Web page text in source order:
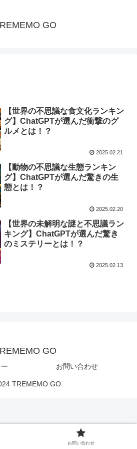
GO
【世界の不思議な食文化ランキン
グ】ChatGPTが選んだ衝撃のグ
ルメとは！？
2025.02.21
【動物の不思議な生態ランキン
グ】ChatGPTが選んだ驚きの生
態とは！？
2025.02.20
【世界の未解明な謎と不思議ラン
キング】ChatGPTが選んだ驚き
のミステリーとは！？
2025.02.13
GO
お問い合わせ
TREMEMO GO.
お問い合わせ